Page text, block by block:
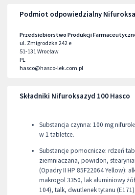
Podmiot odpowiedzialny
Przedsiebiorstwo Produkcji
ul. Zmigrodzka 242 e
51-131Wrocław
PL
hasco@hasco-lek.com.pl
Składniki Nifuroksazyd 100 Hasco
Substancja czynna: 100 mg
w 1 tabletce.
Substancje pomocnicze: rdzeń
ziemniaczana, powidon,
(Opadry II HP 85F22064 Yellow):
makrogol 3350, lak aluminiowy
104), talk, dwutlenek tytanu